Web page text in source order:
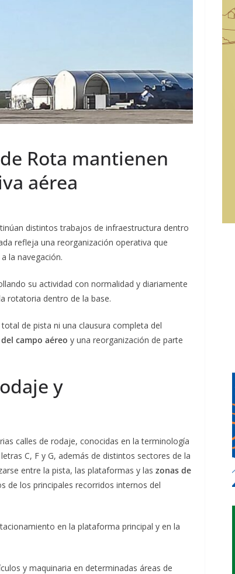
Rota mantienen
aérea
distintos trabajos de infraestructura dentro
refleja una reorganización operativa que
la navegación.
su actividad con normalidad y diariamente
rotatoria dentro de la base.
de pista ni una clausura completa del
campo aéreo y una reorganización de parte
y
calles de rodaje, conocidas en la terminología
C, F y G, además de distintos sectores de la
entre la pista, las plataformas y las zonas de
de los principales recorridos internos del
en la plataforma principal y en la
y maquinaria en determinadas áreas de